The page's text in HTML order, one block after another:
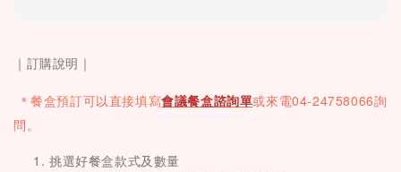
｜訂購說明｜
＊餐盒預訂可以直接填寫會議餐盒諮詢單或來電04-24758066詢
問。
挑選好餐盒款式及數量